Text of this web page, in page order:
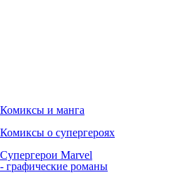
Комиксы и манга
Комиксы о супергероях
Супергерои Marvel
- графические романы